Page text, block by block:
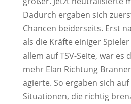
Dadurch ergaben sich
Chancen beiderseits. Erst
als die Kräfte einiger
allem auf TSV-Seite, war es
mehr Elan Richtung
agierte. So ergaben sich
Situationen, die richtig